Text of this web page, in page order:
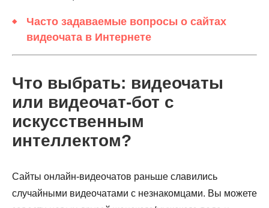
Часто задаваемые вопросы о сайтах
видеочата в Интернете
Что выбрать: видеочаты
или видеочат-бот с
искусственным
интеллектом?
Сайты онлайн-видеочатов раньше славились
случайными видеочатами с незнакомцами. Вы можете